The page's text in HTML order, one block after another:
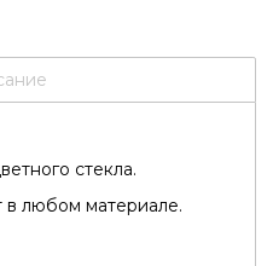
стекла.
в любом материале.